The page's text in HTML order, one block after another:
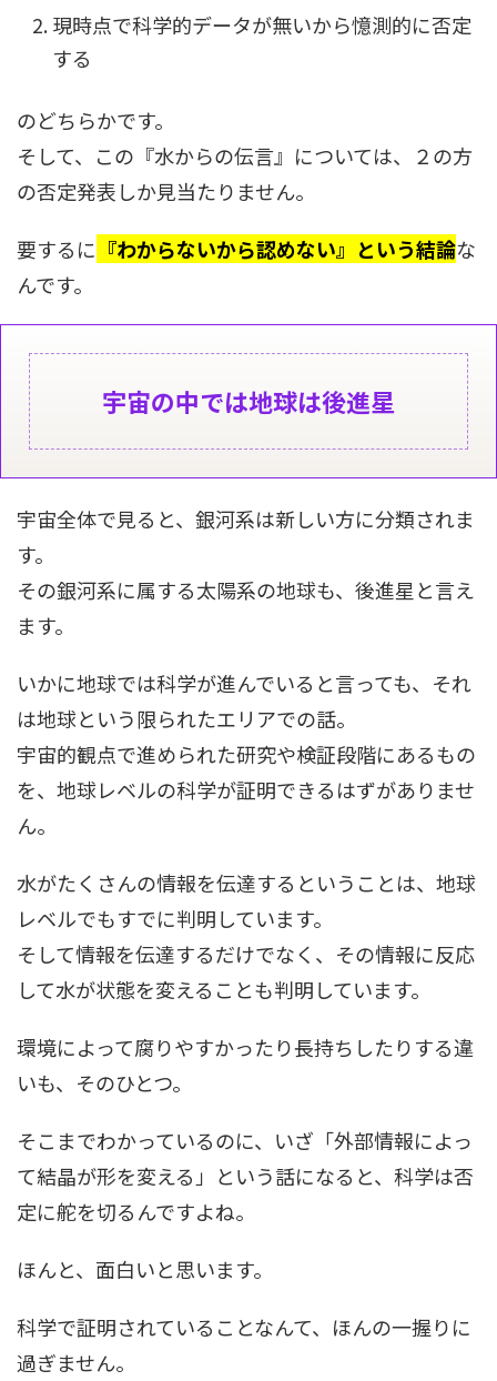
現時点で科学的データが無いから憶測的に否定
する
のどちらかです。
そして、この『水からの伝言』については、２の方
の否定発表しか見当たりません。
要するに 『わからないから認めない』という結論な
んです。
宇宙の中では地球は後進星
宇宙全体で見ると、銀河系は新しい方に分類されま
す。
その銀河系に属する太陽系の地球も、後進星と言え
ます。
いかに地球では科学が進んでいると言っても、それ
は地球という限られたエリアでの話。
宇宙的観点で進められた研究や検証段階にあるもの
を、地球レベルの科学が証明できるはずがありませ
ん。
水がたくさんの情報を伝達するということは、地球
レベルでもすでに判明しています。
そして情報を伝達するだけでなく、その情報に反応
して水が状態を変えることも判明しています。
環境によって腐りやすかったり長持ちしたりする違
いも、そのひとつ。
そこまでわかっているのに、いざ「外部情報によっ
て結晶が形を変える」という話になると、科学は否
定に舵を切るんですよね。
ほんと、面白いと思います。
科学で証明されていることなんて、ほんの一握りに
過ぎません。